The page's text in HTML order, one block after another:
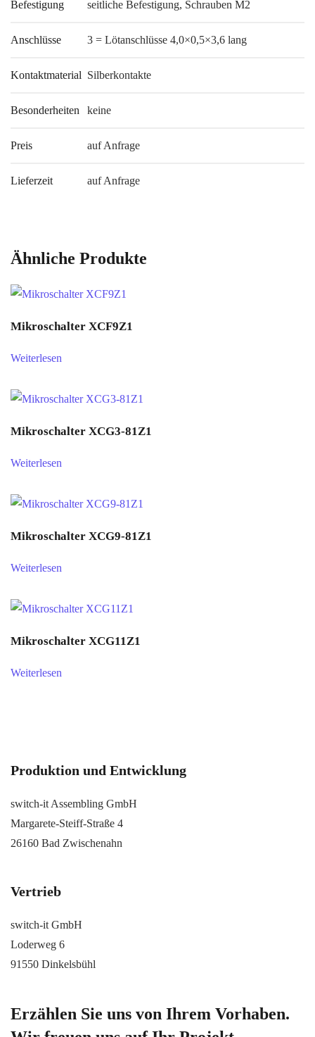
Befestigung seitliche Befestigung, Schrauben M2
Anschlüsse 3 = Lötanschlüsse 4,0×0,5×3,6 lang
Kontaktmaterial Silberkontakte
Besonderheiten keine
Preis auf Anfrage
Lieferzeit auf Anfrage
Ähnliche Produkte
Mikroschalter XCF9Z1
Weiterlesen
Mikroschalter XCG3-81Z1
Weiterlesen
Mikroschalter XCG9-81Z1
Weiterlesen
Mikroschalter XCG11Z1
Weiterlesen
Produktion und Entwicklung
switch-it Assembling GmbH
Margarete-Steiff-Straße 4
26160 Bad Zwischenahn
Vertrieb
switch-it GmbH
Loderweg 6
91550 Dinkelsbühl
Erzählen Sie uns von Ihrem Vorhaben.